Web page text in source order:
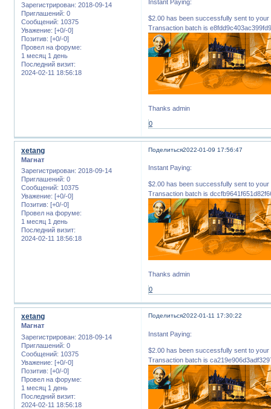
Зарегистрирован: 2018-09-14
Приглашений: 0
Сообщений: 10375
Уважение: [+0/-0]
Позитив: [+0/-0]
Провел на форуме:
1 месяц 1 день
Последний визит:
2024-02-11 18:56:18
Instant Paying:
$2.00 has been successfully sent to
Transaction batch is
Thanks admin
0
Поделиться2022-01-09 17:56:47
xetang
Магнат
Зарегистрирован: 2018-09-14
Приглашений: 0
Сообщений: 10375
Уважение: [+0/-0]
Позитив: [+0/-0]
Провел на форуме:
1 месяц 1 день
Последний визит:
2024-02-11 18:56:18
Instant Paying:
$2.00 has been successfully sent to
Transaction batch is
Thanks admin
0
Поделиться2022-01-11 17:30:22
xetang
Магнат
Зарегистрирован: 2018-09-14
Приглашений: 0
Сообщений: 10375
Уважение: [+0/-0]
Позитив: [+0/-0]
Провел на форуме:
1 месяц 1 день
Последний визит:
2024-02-11 18:56:18
Instant Paying:
$2.00 has been successfully sent to
Transaction batch is